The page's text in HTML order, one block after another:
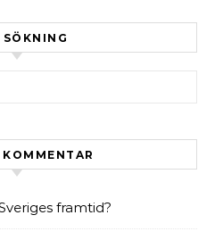
KOMMENTAR
framtid?